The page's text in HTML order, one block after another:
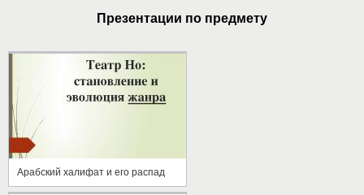
Презентации по предмету
Арабский халифат и его распад